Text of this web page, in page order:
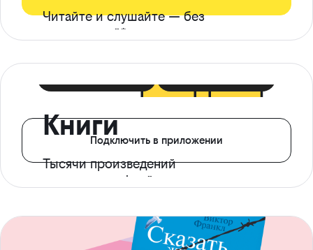
Читайте и слушайте — без
ограничений*
Книги
Тысячи произведений
с доступом офлайн
Подключить в приложении